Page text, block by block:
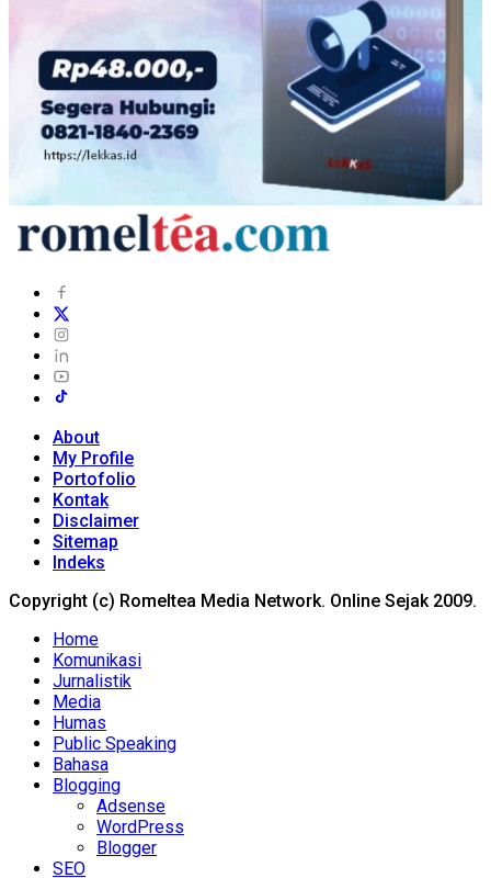
About
My Profile
Portofolio
Kontak
Disclaimer
Sitemap
Indeks
Copyright (c) Romeltea Media Network. Online Sejak 2009.
Home
Komunikasi
Jurnalistik
Media
Humas
Public Speaking
Bahasa
Blogging
Adsense
WordPress
Blogger
SEO